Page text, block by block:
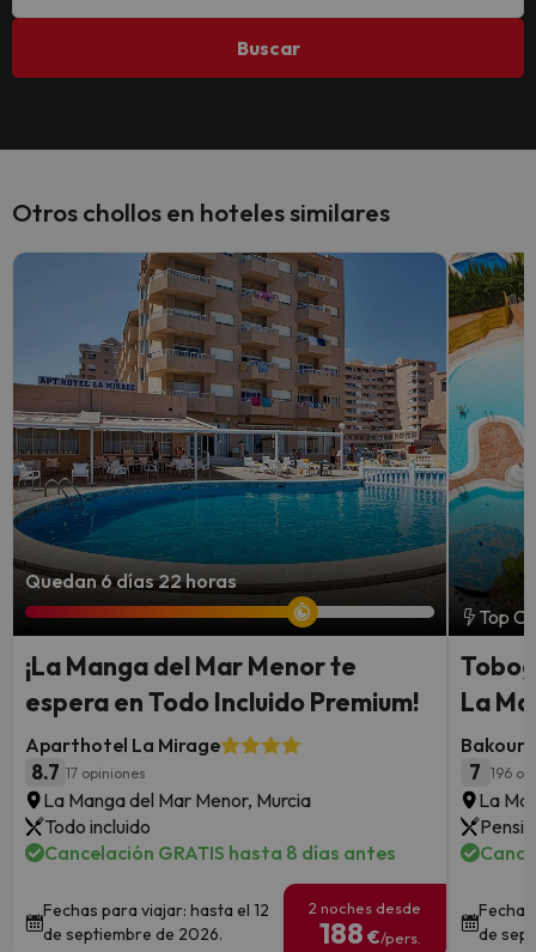
Buscar
Otros chollos en hoteles similares
Quedan 6 días 22 horas
¡La Manga del Mar Menor te
espera en Todo Incluido Premium!
Aparthotel La Mirage
8.7 17 opiniones
La Manga del Mar Menor, Murcia
Todo incluido
Cancelación GRATIS hasta 8 días antes
Fechas para viajar: hasta el 12
de septiembre de 2026.
2 noches desde
188 €/pers.
Top
La
Bakour
7 196
La
de